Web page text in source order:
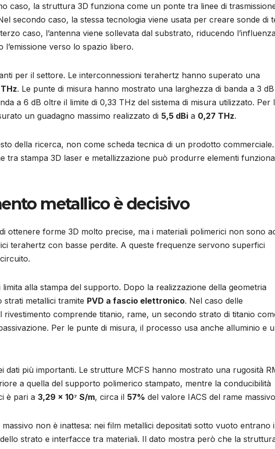
caso, la struttura 3D funziona come un ponte tra linee di
secondo caso, la stessa tecnologia viene usata per creare sonde di
caso, l’antenna viene sollevata dal substrato, riducendo
verso lo spazio libero.
per il settore. Le interconnessioni terahertz hanno superato una
. Le punte di misura hanno mostrato una larghezza di banda a 3 dB
a 6 dB oltre il limite di 0,33 THz del sistema di misura utilizzato. Per
un guadagno massimo realizzato di 5,5 dBi a 0,27 THz.
della ricerca, non come scheda tecnica di un prodotto commerciale.
tra stampa 3D laser e metallizzazione può produrre elementi
metallico è decisivo
ottenere forme 3D molto precise, ma i materiali polimerici non sono
terahertz con basse perdite. A queste frequenze servono superfici
alla stampa del supporto. Dopo la realizzazione della geometria
metallici tramite PVD a fascio elettronico. Nel caso delle
rivestimento comprende titanio, rame, un secondo strato di titanio
Per le punte di misura, il processo usa anche alluminio e
dati più importanti. Le strutture MCFS hanno mostrato una rugosità
a quella del supporto polimerico stampato, mentre la conducibilità
è pari a 3,29 × 10⁷ S/m, circa il 57% del valore IACS del rame
non è inattesa: nei film metallici depositati sotto vuoto entrano
strato e interfacce tra materiali. Il dato mostra però che la